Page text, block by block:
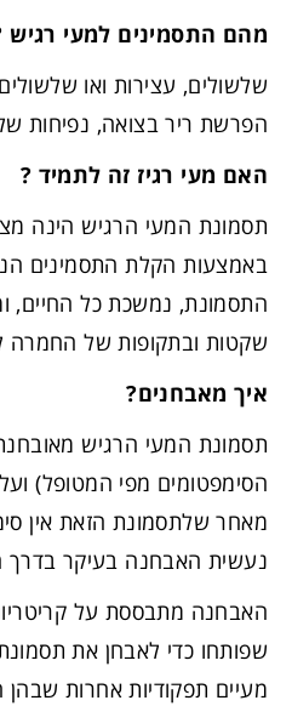
מהם התסמינים למעי רגיש
שלשולים, עצירות ואו
הפרשת ריר בצואה, נפיחות
האם מעי רגיז זה לתמיד ?
תסמונת המעי הרגיש הינה
באמצעות הקלת התסמינים
התסמונת, נמשכת כל החיים,
שקטות ובתקופות של החמרה
איך מאבחנים?
תסמונת המעי הרגיש
הסימפטומים מפי המטופל)
מאחר שלתסמונת הזאת אין
נעשית האבחנה בעיקר בדרך
האבחנה מתבססת על
שפותחו כדי לאבחן את
מעיים תפקודיות אחרות